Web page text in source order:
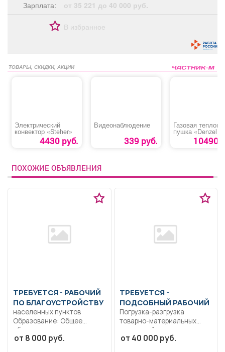
Зарплата:
от 35 221 до 40 000 руб.
В избранное
ТОВАРЫ, СКИДКИ, АКЦИИ
Электрический
конвектор «Steher»
4430 руб.
Видеонаблюдение
339 руб.
Газовая
пушка «Denzel
30» 10490
ПОХОЖИЕ ОБЪЯВЛЕНИЯ
ТРЕБУЕТСЯ - РАБОЧИЙ
ПО БЛАГОУСТРОЙСТВУ
населенных пунктов
Образование: Общее
образование..
Благоустройство и
от 8 000 руб.
ТРЕБУЕТСЯ -
ПОДСОБНЫЙ РАБОЧИЙ
Погрузка-разгрузка
товарно-материальных
ценностей; перемещение
грузов на хранение в
от 40 000 руб.